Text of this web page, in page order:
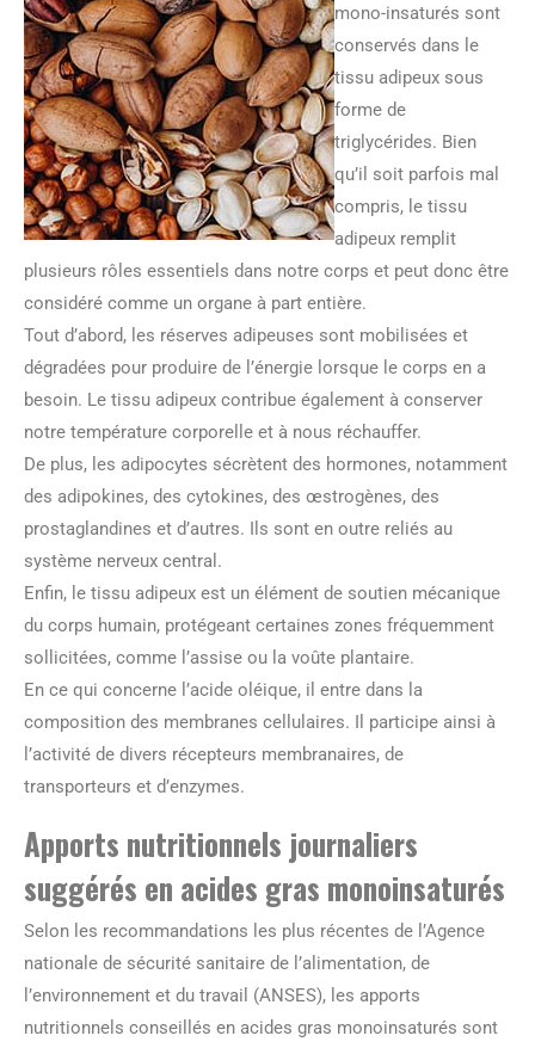
mono-insaturés sont
conservés dans le
tissu adipeux sous
forme de
triglycérides. Bien
qu’il soit parfois mal
compris, le tissu
adipeux remplit
plusieurs rôles essentiels dans notre corps et peut donc être
considéré comme un organe à part entière.
Tout d’abord, les réserves adipeuses sont mobilisées et
dégradées pour produire de l’énergie lorsque le corps en a
besoin. Le tissu adipeux contribue également à conserver
notre température corporelle et à nous réchauffer.
De plus, les adipocytes sécrètent des hormones, notamment
des adipokines, des cytokines, des œstrogènes, des
prostaglandines et d’autres. Ils sont en outre reliés au
système nerveux central.
Enfin, le tissu adipeux est un élément de soutien mécanique
du corps humain, protégeant certaines zones fréquemment
sollicitées, comme l’assise ou la voûte plantaire.
En ce qui concerne l’acide oléique, il entre dans la
composition des membranes cellulaires. Il participe ainsi à
l’activité de divers récepteurs membranaires, de
transporteurs et d’enzymes.
Apports nutritionnels journaliers
suggérés en acides gras monoinsaturés
Selon les recommandations les plus récentes de l’Agence
nationale de sécurité sanitaire de l’alimentation, de
l’environnement et du travail (ANSES), les apports
nutritionnels conseillés en acides gras monoinsaturés sont